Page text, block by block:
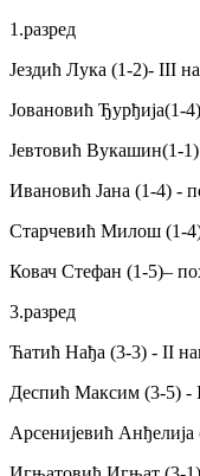
1.разред
Јездић Лука (1-2)- III
Јовановић Ђурђија(1-
Јевтовић Вукашин(1-
Ивановић Јана (1-4) -
Старчевић Милош (1-
Ковач Стефан (1-5)–
3.разред
Ћатић Нађа (3-3) - II
Деспић Максим (3-5) -
Арсенијевић Анђелија